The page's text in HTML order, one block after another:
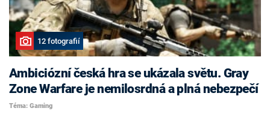
12 fotografií
Ambiciózní česká hra se ukázala světu. Gray
Zone Warfare je nemilosrdná a plná nebezpečí
Téma: Gaming